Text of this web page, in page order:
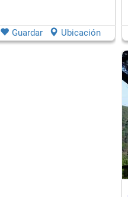
Guardar Ubicación